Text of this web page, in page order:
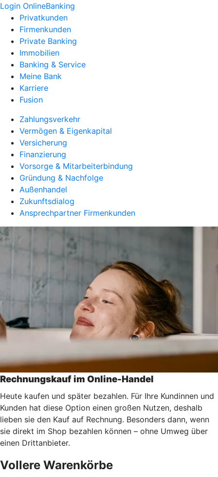
Login OnlineBanking
Privatkunden
Firmenkunden
Private Banking
Immobilien
Banking & Service
Meine Bank
Karriere
Fusion
Zahlungsverkehr
Vermögen & Eigenkapital
Versicherung
Finanzierung
Vorsorge & Mitarbeiterbindung
Gründung & Nachfolge
Außenhandel
Zukunftsdialog
Ansprechpartner Firmenkunden
Rechnungskauf im Online-Handel
Heute kaufen und später bezahlen. Für Ihre Kundinnen und
Kunden hat diese Option einen großen Nutzen, deshalb
lieben sie den Kauf auf Rechnung. Besonders dann, wenn
sie direkt im Shop bezahlen können – ohne Umweg über
einen Drittanbieter.
Vollere Warenkörbe